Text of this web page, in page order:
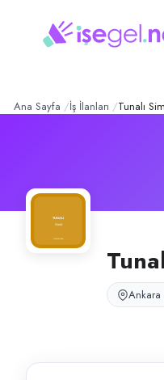
Simit
Tunalı Simit Cafe, Ankara
Ana Sayfa İş İlanları Tunalı
Ankara